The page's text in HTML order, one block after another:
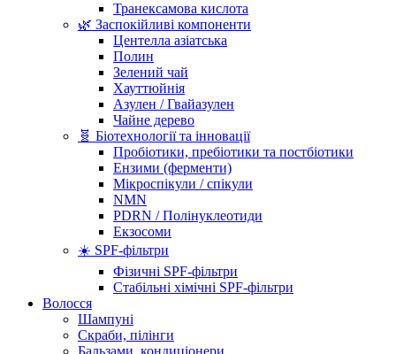
Транексамова кислота
🌿 Заспокійливі компоненти
Центелла азіатська
Полин
Зелений чай
Хауттюйнія
Азулен / Гвайазулен
Чайне дерево
🧬 Біотехнології та інновації
Пробіотики, пребіотики та постбіотики
Ензими (ферменти)
Мікроспікули / спікули
NMN
PDRN / Полінуклеотиди
Екзосоми
☀️ SPF-фільтри
Фізичні SPF-фільтри
Стабільні хімічні SPF-фільтри
Волосся
Шампуні
Скраби, пілінги
Бальзами, кондиціонери